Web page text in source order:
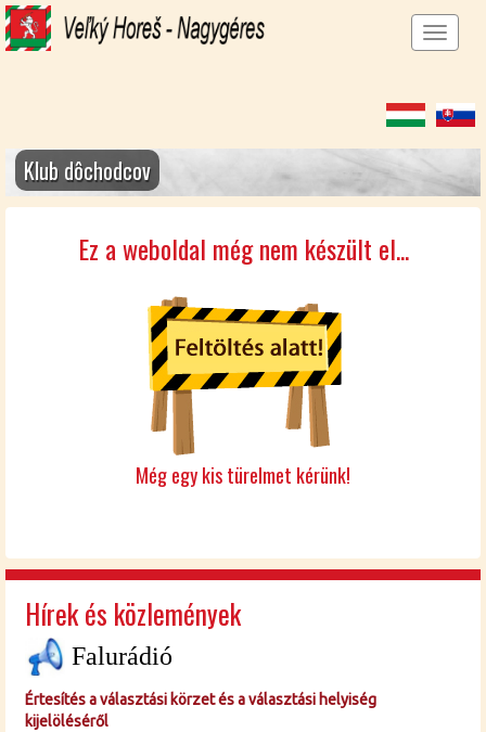
Klub dôchodcov
Ez a weboldal még nem készült el...
Még egy kis türelmet kérünk!
Hírek és közlemények
Falurádió
Értesítés a választási körzet és a választási helyiség
kijelöléséről